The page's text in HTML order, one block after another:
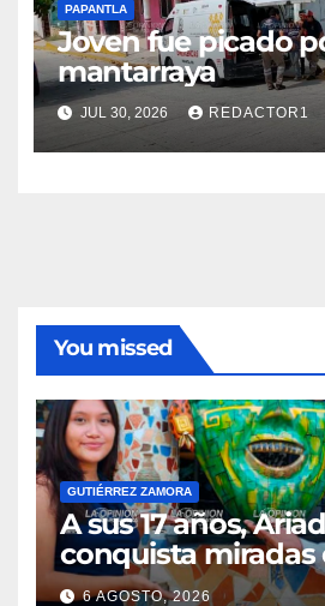
PAPANTLA
Joven fue picado
mantarraya
JUL 30, 2026 REDACTOR1
You missed
GUTIÉRREZ ZAMORA
A sus 17 años,
conquista miradas
talento para la
6 AGOSTO, 2026